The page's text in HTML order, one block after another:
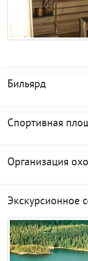
Бильярд
Спортивная
Организация
Экскурсионное